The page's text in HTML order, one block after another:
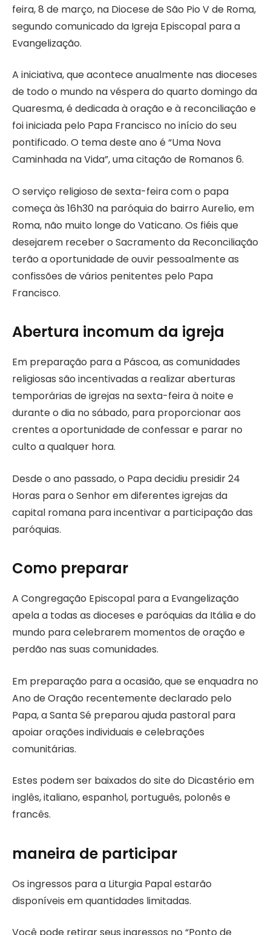
feira, 8 de março, na Diocese de São Pio V de Roma,
segundo comunicado da Igreja Episcopal para a
Evangelização.
A iniciativa, que acontece anualmente nas dioceses
de todo o mundo na véspera do quarto domingo da
Quaresma, é dedicada à oração e à reconciliação e
foi iniciada pelo Papa Francisco no início do seu
pontificado. O tema deste ano é “Uma Nova
Caminhada na Vida”, uma citação de Romanos 6.
O serviço religioso de sexta-feira com o papa
começa às 16h30 na paróquia do bairro Aurelio, em
Roma, não muito longe do Vaticano. Os fiéis que
desejarem receber o Sacramento da Reconciliação
terão a oportunidade de ouvir pessoalmente as
confissões de vários penitentes pelo Papa
Francisco.
Abertura incomum da igreja
Em preparação para a Páscoa, as comunidades
religiosas são incentivadas a realizar aberturas
temporárias de igrejas na sexta-feira à noite e
durante o dia no sábado, para proporcionar aos
crentes a oportunidade de confessar e parar no
culto a qualquer hora.
Desde o ano passado, o Papa decidiu presidir 24
Horas para o Senhor em diferentes igrejas da
capital romana para incentivar a participação das
paróquias.
Como preparar
A Congregação Episcopal para a Evangelização
apela a todas as dioceses e paróquias da Itália e do
mundo para celebrarem momentos de oração e
perdão nas suas comunidades.
Em preparação para a ocasião, que se enquadra no
Ano de Oração recentemente declarado pelo
Papa, a Santa Sé preparou ajuda pastoral para
apoiar orações individuais e celebrações
comunitárias.
Estes podem ser baixados do site do Dicastério em
inglês, italiano, espanhol, português, polonês e
francês.
maneira de participar
Os ingressos para a Liturgia Papal estarão
disponíveis em quantidades limitadas.